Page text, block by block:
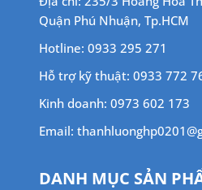
Quận Phú Nhuận, Tp.HCM
Hotline: 0933 295 271
Hỗ trợ kỹ thuật: 0933 772
Kinh doanh: 0973 602 173
Email:
DANH MỤC SẢN